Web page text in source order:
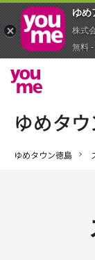
ゆめタウン徳島
ゆめ
株式
無料